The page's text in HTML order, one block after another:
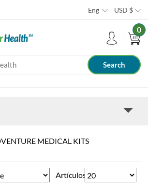
Eng USD $
0
MEDICAL KITS
Artículos